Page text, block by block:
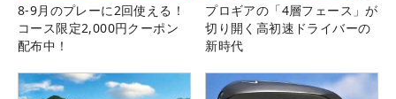
8-9月のプレーに2回使える！
コース限定2,000円クーポン
配布中！
プロギアの「4層フェース」が
切り開く高初速ドライバーの
新時代